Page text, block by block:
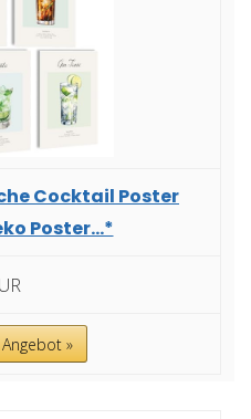
Cocktail Poster
Poster...*
»